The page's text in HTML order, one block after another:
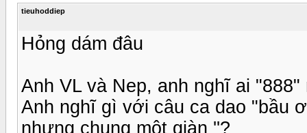
tieuhoddiep
Hỏng dám đâu
Anh VL và Nep, anh nghĩ ai "888"
Anh nghĩ gì với câu ca dao "bầu
nhưng chung một giàn ''?